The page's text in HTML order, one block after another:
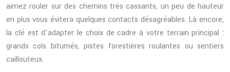
aimez rouler sur des chemins très cassants, un peu de hauteur
en plus vous évitera quelques contacts désagréables. Là encore,
la clé est d’adapter le choix de cadre à votre terrain principal :
grands cols bitumés, pistes forestières roulantes ou sentiers
caillouteux.